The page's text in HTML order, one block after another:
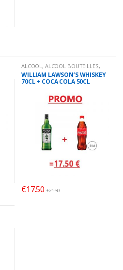
ALCOOL, ALCOOL BOUTEILLES,
ALCOOL PROMO PRIX, Promo
WILLIAM LAWSON’S WHISKEY
70CL + COCA COLA 50CL
€17.50 €21.50